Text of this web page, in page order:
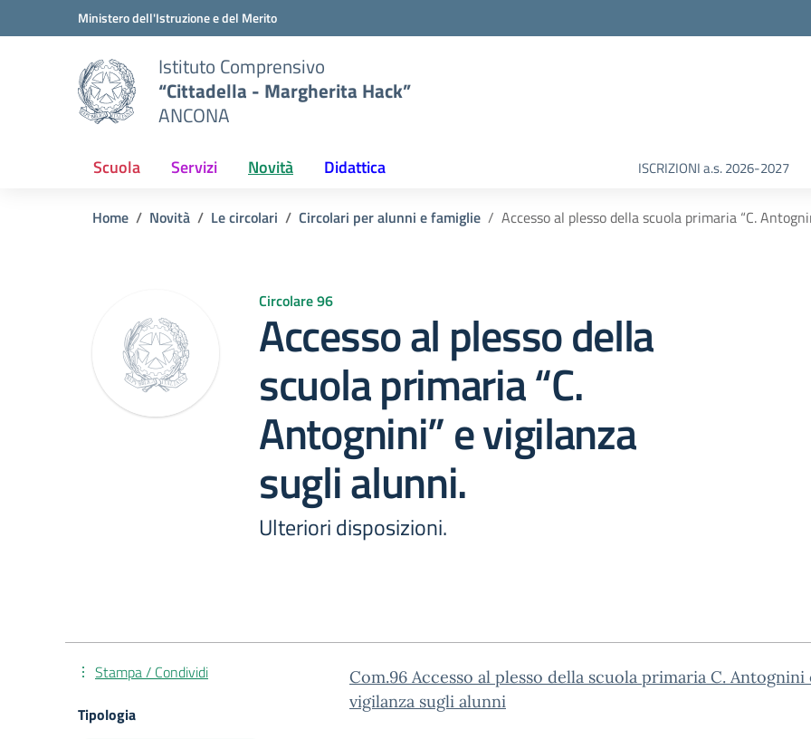
Vai ai contenuti
Vai al menu di navigazioneMinistero dell'Istruzione e del Merito
Istituto Comprensivo
“Cittadella - Margherita Hack”
ANCONA
Scuola Servizi Novità Didattica ISCRIZIONI a.s. 2026-2027
Home Novità Le circolari Circolari per alunni e famiglie Accesso al plesso della scuola primaria “C.
Circolare 96
Accesso al plesso della
scuola primaria “C.
Antognini” e vigilanza
sugli alunni.
Ulteriori disposizioni.
Com.96 Accesso al plesso della scuola primaria C. Antognini
vigilanza sugli alunni
Stampa / Condividi
Tipologia